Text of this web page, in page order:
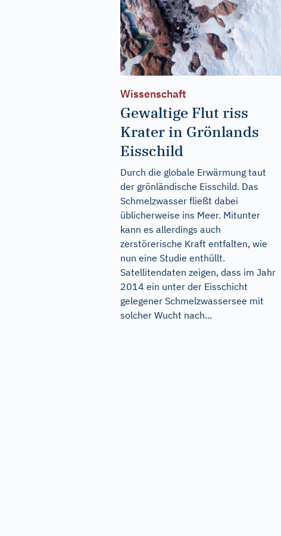
Wissenschaft
Gewaltige Flut riss
Krater in Grönlands
Eisschild
Durch die globale Erwärmung taut
der grönländische Eisschild. Das
Schmelzwasser fließt dabei
üblicherweise ins Meer. Mitunter
kann es allerdings auch
zerstörerische Kraft entfalten, wie
nun eine Studie enthüllt.
Satellitendaten zeigen, dass im Jahr
2014 ein unter der Eisschicht
gelegener Schmelzwassersee mit
solcher Wucht nach...